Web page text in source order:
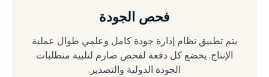
فحص الجودة
يتم تطبيق نظام إدارة جودة كامل وعلمي طوال عملية
الإنتاج. يخضع كل دفعة لفحص صارم لتلبية متطلبات
الجودة الدولية والتصدير.